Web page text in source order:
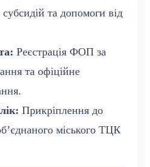
субсидій та допомоги від
Реєстрація ФОП за
та офіційне
Прикріплення до
міського ТЦК